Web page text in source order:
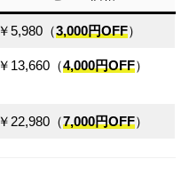
￥5,980（3,000円OFF）
￥13,660（4,000円OFF）
￥22,980（7,000円OFF）